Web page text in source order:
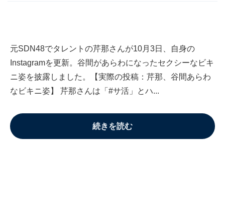
元SDN48でタレントの芹那さんが10月3日、自身の
Instagramを更新。谷間があらわになったセクシーなビキ
ニ姿を披露しました。【実際の投稿：芹那、谷間あらわ
なビキニ姿】 芹那さんは「#サ活」とハ...
続きを読む